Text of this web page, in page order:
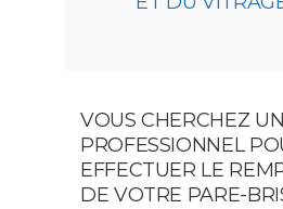
VOUS CHERCHEZ UN
PROFESSIONNEL
EFFECTUER LE
DE VOTRE PARE-